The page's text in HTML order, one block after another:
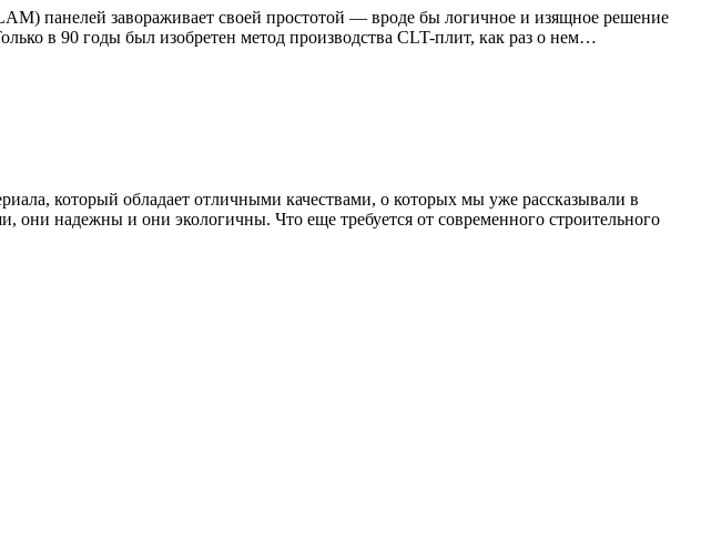
панелей завораживает своей простотой — вроде бы логичное и изящное решение
в 90 годы был изобретен метод производства CLT-плит, как раз о нем…
который обладает отличными качествами, о которых мы уже рассказывали в
надежны и они экологичны. Что еще требуется от современного строительного